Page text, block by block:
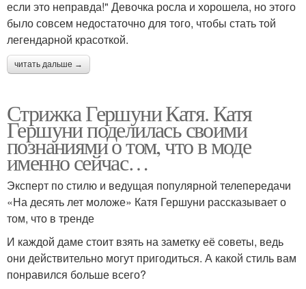
если это неправда!" Девочка росла и хорошела, но этого
было совсем недостаточно для того, чтобы стать той
легендарной красоткой.
читать дальше →
Стрижка Гершуни Катя. Катя
Гершуни поделилась своими
познаниями о том, что в моде
именно сейчас…
Эксперт по стилю и ведущая популярной телепередачи
«На десять лет моложе» Катя Гершуни рассказывает о
том, что в тренде
И каждой даме стоит взять на заметку её советы, ведь
они действительно могут пригодиться. А какой стиль вам
понравился больше всего?